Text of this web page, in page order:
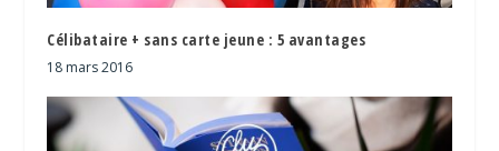
Célibataire + sans carte jeune : 5 avantages
18 mars 2016